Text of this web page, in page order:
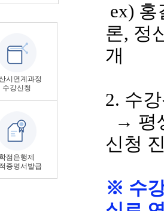
시연계과정
수강신청
학점은행제
증명서발급
ex) 홍
론, 정
개
2. 수
→ 평
신청
※ 수